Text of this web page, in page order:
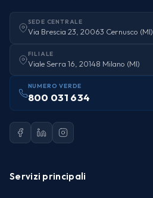
SEDE CENTRALE
Via Brescia 23, 20063 Cernusco (MI)
FILIALE
Viale Serra 16, 20148 Milano (MI)
NUMERO VERDE
800 031 634
Servizi principali